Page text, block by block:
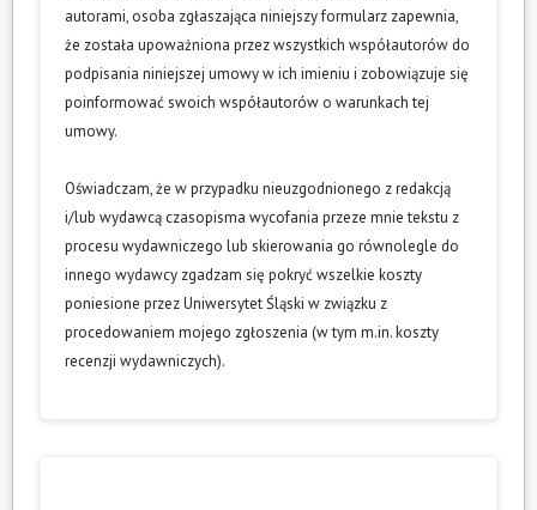
autorami, osoba zgłaszająca niniejszy formularz zapewnia,
że została upoważniona przez wszystkich współautorów do
podpisania niniejszej umowy w ich imieniu i zobowiązuje się
poinformować swoich współautorów o warunkach tej
umowy.
Oświadczam, że w przypadku nieuzgodnionego z redakcją
i/lub wydawcą czasopisma wycofania przeze mnie tekstu z
procesu wydawniczego lub skierowania go równolegle do
innego wydawcy zgadzam się pokryć wszelkie koszty
poniesione przez Uniwersytet Śląski w związku z
procedowaniem mojego zgłoszenia (w tym m.in. koszty
recenzji wydawniczych).